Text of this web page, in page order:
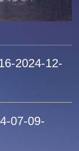
2024-12-
07-09-